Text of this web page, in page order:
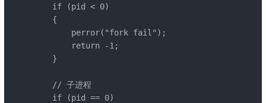
    if (pid < 0)
    {
        perror("fork fail");
        return -1;
    }
    // 子进程
    if (pid == 0)